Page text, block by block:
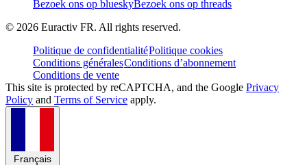
Bezoek ons op blueskyBezoek ons op threads
© 2026 Euractiv FR. All rights reserved.
Politique de confidentialitéPolitique cookies
Conditions généralesConditions d’abonnement
Conditions de vente
This site is protected by reCAPTCHA, and the Google Privacy
Policy and Terms of Service apply.
Français